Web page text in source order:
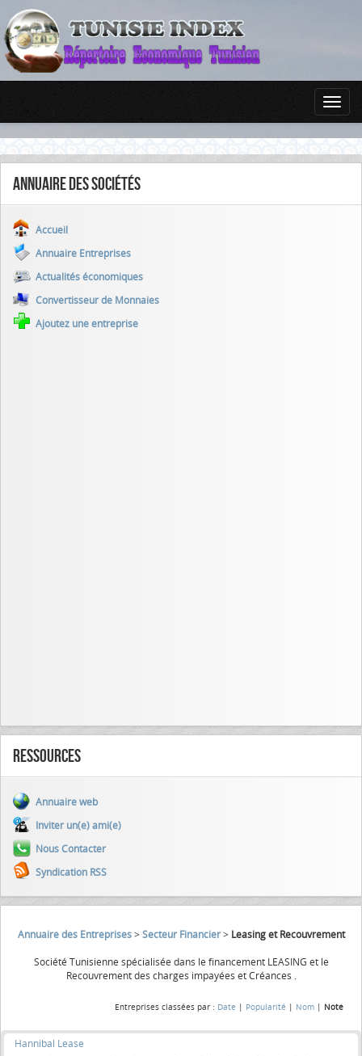
Annuaire des sociétés
Accueil
Annuaire Entreprises
Actualités économiques
Convertisseur de Monnaies
Ajoutez une entreprise
Ressources
Annuaire web
Inviter un(e) ami(e)
Nous Contacter
Syndication RSS
Annuaire des Entreprises>Secteur Financier> Leasing et Recouvrement
Société Tunisienne spécialisée dans le financement LEASING et le
Recouvrement des charges impayées et Créances .
Entreprises classées par : Date | Popularité | Nom | Note
Hannibal Lease